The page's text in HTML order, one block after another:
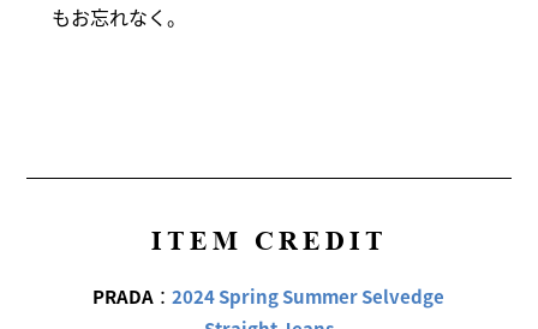
もお忘れなく。
ITEM CREDIT
PRADA ：2024 Spring Summer Selvedge